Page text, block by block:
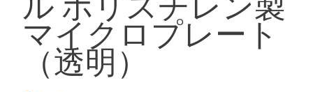
マイクロプレート
（透明）